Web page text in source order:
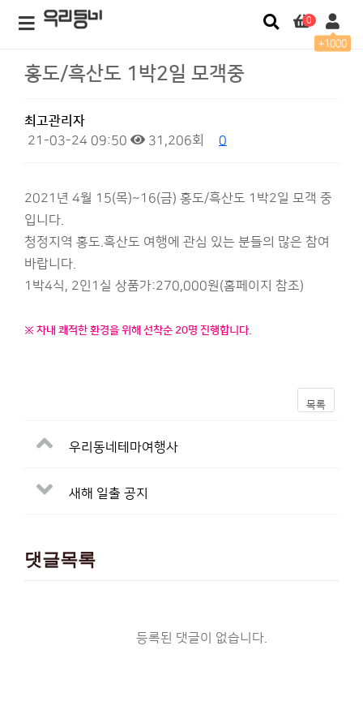
0
+1000
홍도/흑산도 1박2일 모객중
최고관리자
21-03-24 09:50
31,206회 0
2021년 4월 15(목)~16(금) 홍도/흑산도 1박2일 모객 중
입니다.
청정지역 홍도.흑산도 여행에 관심 있는 분들의 많은 참여
바랍니다.
1박4식, 2인1실 상품가:270,000원(홈페이지 참조)
※ 차내 쾌적한 환경을 위해 선착순 20명 진행합니다.
목록
우리동네테마여행사
새해 일출 공지
댓글목록
등록된 댓글이 없습니다.